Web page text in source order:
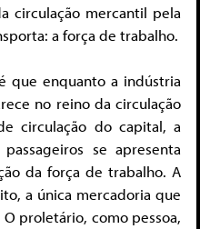
circulação mercantil pela
a força de trabalho.
que enquanto a indústria
no reino da circulação
circulação do capital, a
se apresenta
da força de trabalho. A
a única mercadoria que
proletário, como pessoa,